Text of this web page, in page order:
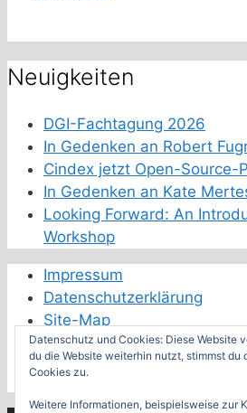
Neuigkeiten
DGI-Fachtagung 2026
In Gedenken an Robert
Cindex jetzt Open-Source-
In Gedenken an Kate
Looking Forward: An
Workshop
Impressum
Datenschutzerklärung
Site-Map
Schwester-Fachverbände
Feeds der Fachverbände
Datenschutz und Cookies: Diese Website
du die Website weiterhin nutzt, stimmst du
Cookies zu.
Weitere Informationen, beispielsweise zur